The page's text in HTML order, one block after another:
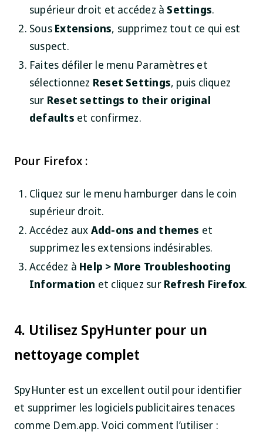
supérieur droit et accédez à Settings.
Sous Extensions, supprimez tout ce qui est
suspect.
Faites défiler le menu Paramètres et
sélectionnez Reset Settings, puis cliquez
sur Reset settings to their original
defaults et confirmez.
Pour Firefox :
Cliquez sur le menu hamburger dans le coin
supérieur droit.
Accédez aux Add-ons and themes et
supprimez les extensions indésirables.
Accédez à Help > More Troubleshooting
Information et cliquez sur Refresh Firefox.
4. Utilisez SpyHunter pour un
nettoyage complet
SpyHunter est un excellent outil pour identifier
et supprimer les logiciels publicitaires tenaces
comme Dem.app. Voici comment l’utiliser :